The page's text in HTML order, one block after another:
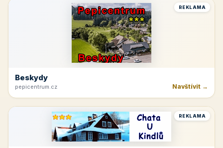
REKLAMA
Beskydy
pepicentrum.cz Navštívit →
REKLAMA